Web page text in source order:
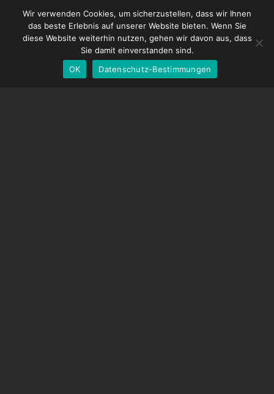
DDMX-512
DMC-32
EOS LV-Korrekturkappe
Wir verwenden Cookies, um sicherzustellen, dass wir Ihnen
das beste Erlebnis auf unserer Website bieten. Wenn Sie
diese Website weiterhin nutzen, gehen wir davon aus, dass
Sie damit einverstanden sind.
OK
Datenschutz-Bestimmungen
German
English
Spanish
French